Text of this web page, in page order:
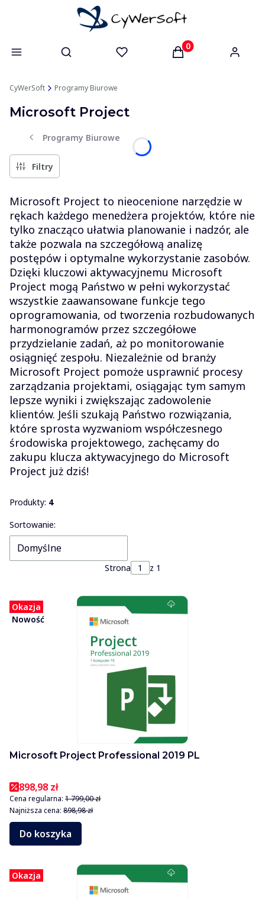
Otwórz wyszukiwarkę Produkty w
CyWerSoft Programy Biurowe
Microsoft Project
Programy Biurowe
Filtry
Microsoft Project to nieocenione narzędzie w
rękach każdego menedżera projektów, które nie
tylko znacząco ułatwia planowanie i nadzór, ale
także pozwala na szczegółową analizę
postępów i optymalne wykorzystanie zasobów.
Dzięki kluczowi aktywacyjnemu Microsoft
Project mogą Państwo w pełni wykorzystać
wszystkie zaawansowane funkcje tego
oprogramowania, od tworzenia rozbudowanych
harmonogramów przez szczegółowe
przydzielanie zadań, aż po monitorowanie
osiągnięć zespołu. Niezależnie od branży
Microsoft Project pomoże usprawnić procesy
zarządzania projektami, osiągając tym samym
lepsze wyniki i zwiększając zadowolenie
klientów. Jeśli szukają Państwo rozwiązania,
które sprosta wyzwaniom współczesnego
środowiska projektowego, zachęcamy do
zakupu klucza aktywacyjnego do Microsoft
Project już dziś!
Produkty: 4
Lista produktów
Sortowanie:
Domyślne
Strona z 1
Okazja
Nowość
Microsoft Project Professional 2019 PL
898,98 zł
Cena regularna: 1 799,00 zł
Najniższa cena: 898,98 zł
Do koszyka
Okazja